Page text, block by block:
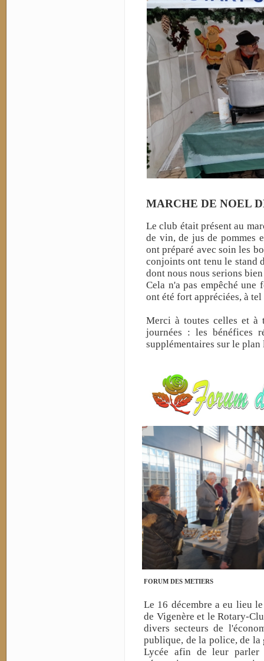
MARCHE DE NOEL
Le club était présent au
de vin, de jus de pommes
ont préparé avec soin les
conjoints ont tenu le stand
dont nous nous serions
Cela n'a pas empêché
ont été fort appréciées, à
Merci à toutes celles et à
journées : les bénéfices
supplémentaires sur le plan
FORUM DES METIERS
Le 16 décembre a eu lieu
de Vigenère et le Rotary-
divers secteurs de
publique, de la police, de la
Lycée afin de leur parler